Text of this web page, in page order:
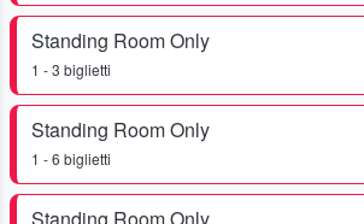
Standing Room Only
1 - 3 biglietti
Standing Room Only
1 - 6 biglietti